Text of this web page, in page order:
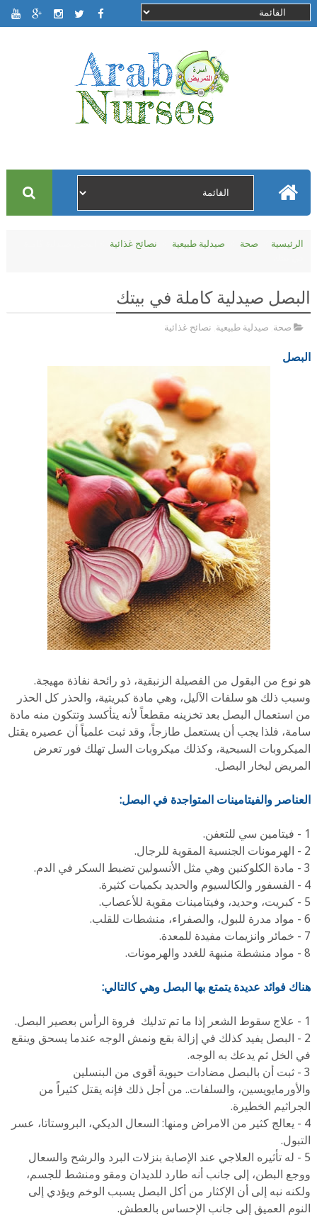
الرئيسية صحة صيدلية طبيعية نصائح غذائية
البصل صيدلية كاملة في بيتك
صحة صيدلية طبيعية نصائح غذائية
البصل
هو نوع من البقول من الفصيلة الزنبقية، ذو رائحة نفاذة مهيجة.
وسبب ذلك هو سلفات الآليل، وهي مادة كبريتية، والحذر كل الحذر
من استعمال البصل بعد تخزينه مقطعاً لأنه يتأكسد وتتكون منه مادة
سامة، فلذا يجب أن يستعمل طازجاً، وقد ثبت علمياً أن عصيره يقتل
الميكروبات السبحية، وكذلك ميكروبات السل تهلك فور تعرض
المريض لبخار البصل.
العناصر والفيتامينات المتواجدة في البصل:
1 - فيتامين سي للتعفن.
2 - الهرمونات الجنسية المقوية للرجال.
3 - مادة الكلوكنين وهي مثل الأنسولين تضبط السكر في الدم.
4 - الفسفور والكالسيوم والحديد بكميات كثيرة.
5 - كبريت، وحديد، وفيتامينات مقوية للأعصاب.
6 - مواد مدرة للبول، والصفراء، منشطات للقلب.
7 - خمائر وانزيمات مفيدة للمعدة.
8 - مواد منشطة منبهة للغدد والهرمونات.
هناك فوائد عديدة يتمتع بها البصل وهي كالتالي:
1 - علاج سقوط الشعر إذا ما تم تدليك ‏ ‏فروة الرأس بعصير البصل.
2 - البصل يفيد كذلك في إزالة بقع ونمش الوجه ‏‏عندما يسحق وينقع
في الخل ثم يدعك به الوجه.
3 - ثبت أن بالبصل مضادات حيوية أقوى من البنسلين
والأورمايويسين، والسلفات.. من أجل ذلك فإنه يقتل كثيراً من
الجراثيم الخطيرة.
4 - يعالج كثير من الامراض ومنها: السعال الديكي، البروستاتا، عسر
التبول.
5 - له تأثيره العلاجي عند الإصابة بنزلات البرد ‏‏والرشح والسعال
ووجع البطن، إلى جانب أنه طارد للديدان ومقو ومنشط للجسم،
ولكنه ‏‏نبه إلى أن الإكثار من أكل البصل يسبب الوخم ويؤدي إلى
النوم العميق إلى جانب ‏‏الإحساس بالعطش.